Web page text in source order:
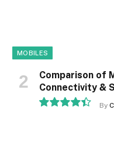
MOBILES
Comparison of
Connectivity &
By